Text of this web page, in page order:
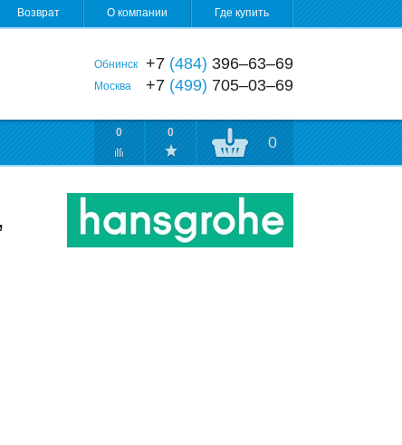
Возврат О компании Где купить
Обнинск +7 (484) 396‒63‒69
Москва +7 (499) 705‒03‒69
0 0
0